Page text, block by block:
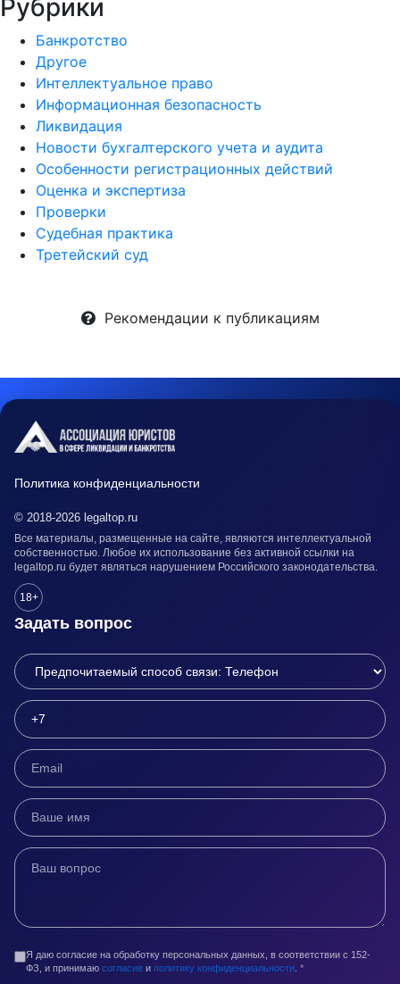
Рубрики
Банкротство
Другое
Интеллектуальное право
Информационная безопасность
Ликвидация
Новости бухгалтерского учета и аудита
Особенности регистрационных действий
Оценка и экспертиза
Проверки
Судебная практика
Третейский суд
Рекомендации к публикациям
Политика конфиденциальности
© 2018-2026 legaltop.ru
Все материалы, размещенные на сайте, являются интеллектуальной
собственностью. Любое их использование без активной ссылки на
legaltop.ru будет являться нарушением Российского законодательства.
18+
Задать вопрос
Я даю согласие на обработку персональных данных, в соответствии с 152-
ФЗ, и принимаю согласие и политику конфиденциальности *